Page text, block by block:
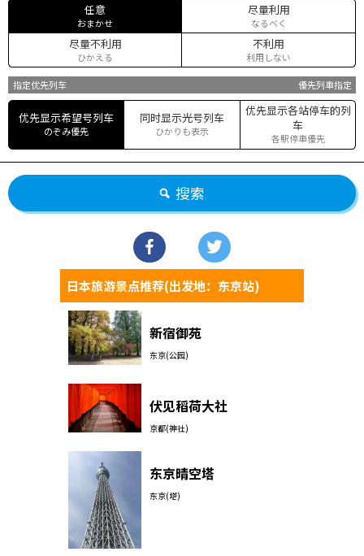
任意
おまかせ
尽量利用
なるべく
尽量不利用
ひかえる
不利用
利用しない
指定优先列车 優先列車指定
优先显示希望号列车
のぞみ優先
同时显示光号列车
ひかりも表示
优先显示各站停车的列
车
各駅停車優先
搜索
日本旅游景点推荐(出发地：东京站)
新宿御苑
东京(公园)
伏见稻荷大社
京都(神社)
东京晴空塔
东京(塔)